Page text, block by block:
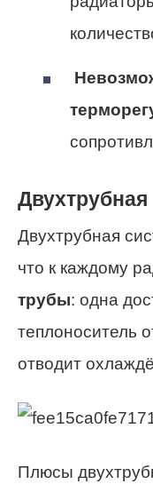
Двухтрубная
Двухтрубная
что к каждому
трубы: одна
теплоноситель
отводит
Плюсы